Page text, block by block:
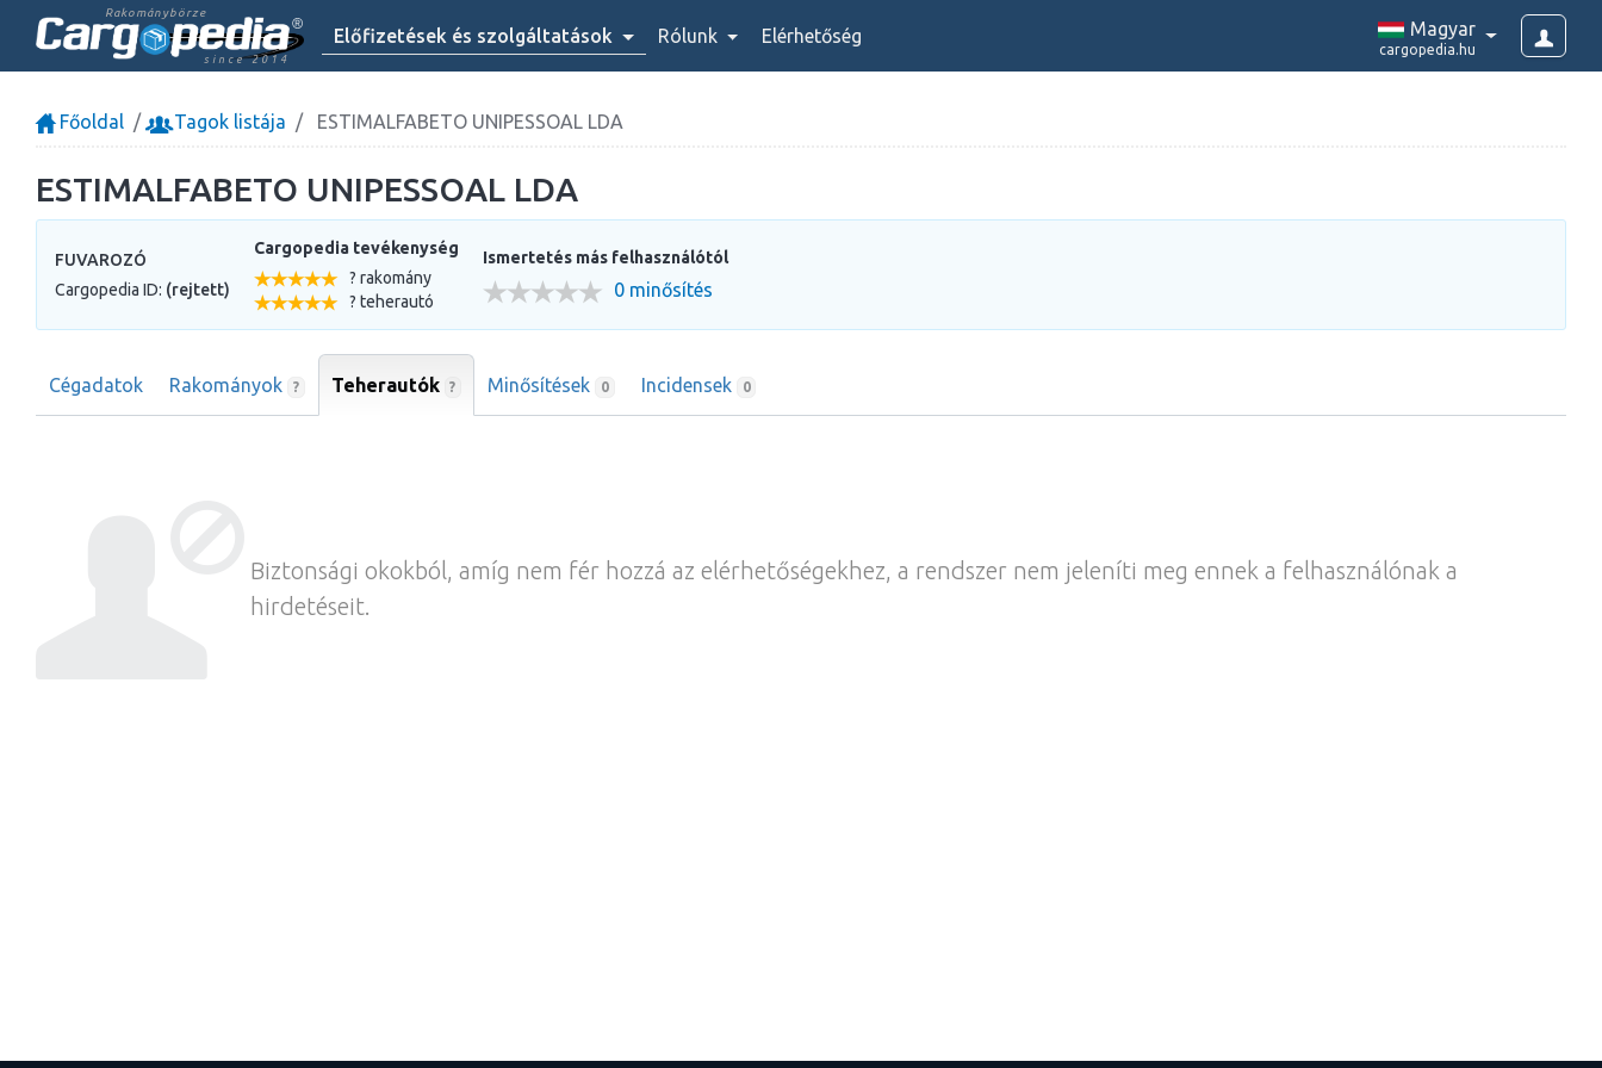
Rakománybörze
since 2014
Előfizetések és szolgáltatások Rólunk Elérhetőség Magyar
cargopedia.hu
Főoldal Tagok listája ESTIMALFABETO UNIPESSOAL LDA
ESTIMALFABETO UNIPESSOAL LDA
FUVAROZÓ
Cargopedia ID: (rejtett)
Cargopedia tevékenység
? rakomány
? teherautó
Ismertetés más felhasználótól
0 minősítés
Cégadatok Rakományok ? Teherautók ? Minősítések 0 Incidensek 0
Biztonsági okokból, amíg nem fér hozzá az elérhetőségekhez, a rendszer nem jeleníti meg ennek a felhasználónak a
hirdetéseit.